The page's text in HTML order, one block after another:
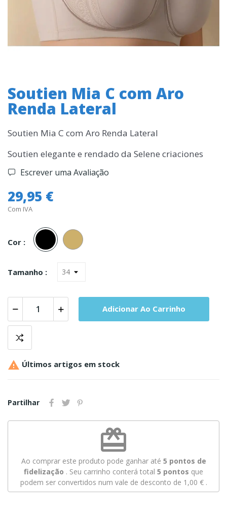
Soutien Mia C com Aro
Renda Lateral
Soutien Mia C com Aro Renda Lateral
Soutien elegante e rendado da Selene criaciones
Escrever uma Avaliação
29,95 €
Com IVA
Cor :
Preto
Tamanho :
Adicionar Ao Carrinho
 Últimos artigos em stock
Partilhar
redeem
Ao comprar este produto pode ganhar até 5 pontos de
fidelização . Seu carrinho conterá total 5 pontos que
podem ser convertidos num vale de desconto de 1,00 €.